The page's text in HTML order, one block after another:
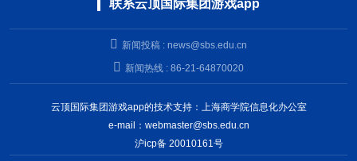
联系云顶国际集团游戏app
新闻投稿 : news@sbs.edu.cn
新闻热线 : 86-21-64870020
云顶国际集团游戏app的技术支持：上海商学院信息化办公室
e-mail： webmaster@sbs.edu.cn
沪icp备 20010161号